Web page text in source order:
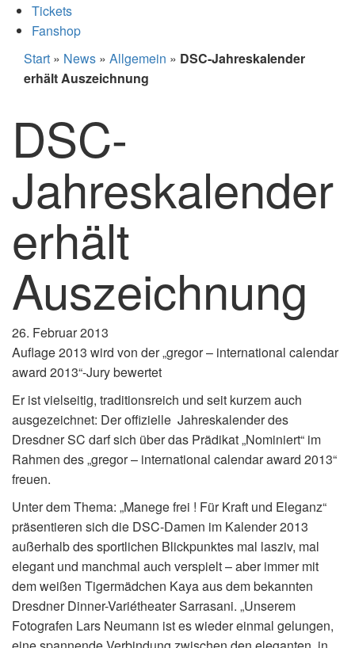
Tickets
Fanshop
Start » News » Allgemein » DSC-Jahreskalender
erhält Auszeichnung
DSC-
Jahreskalender
erhält
Auszeichnung
26. Februar 2013
Auflage 2013 wird von der „gregor – international calendar
award 2013“-Jury bewertet
Er ist vielseitig, traditionsreich und seit kurzem auch
ausgezeichnet: Der offizielle Jahreskalender des
Dresdner SC darf sich über das Prädikat „Nominiert“ im
Rahmen des „gregor – international calendar award 2013“
freuen.
Unter dem Thema: „Manege frei ! Für Kraft und Eleganz“
präsentieren sich die DSC-Damen im Kalender 2013
außerhalb des sportlichen Blickpunktes mal lasziv, mal
elegant und manchmal auch verspielt – aber immer mit
dem weißen Tigermädchen Kaya aus dem bekannten
Dresdner Dinner-Variétheater Sarrasani. „Unserem
Fotografen Lars Neumann ist es wieder einmal gelungen,